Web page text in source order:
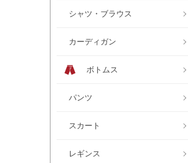
シャツ・ブラウス
カーディガン
ボトムス
パンツ
スカート
レギンス